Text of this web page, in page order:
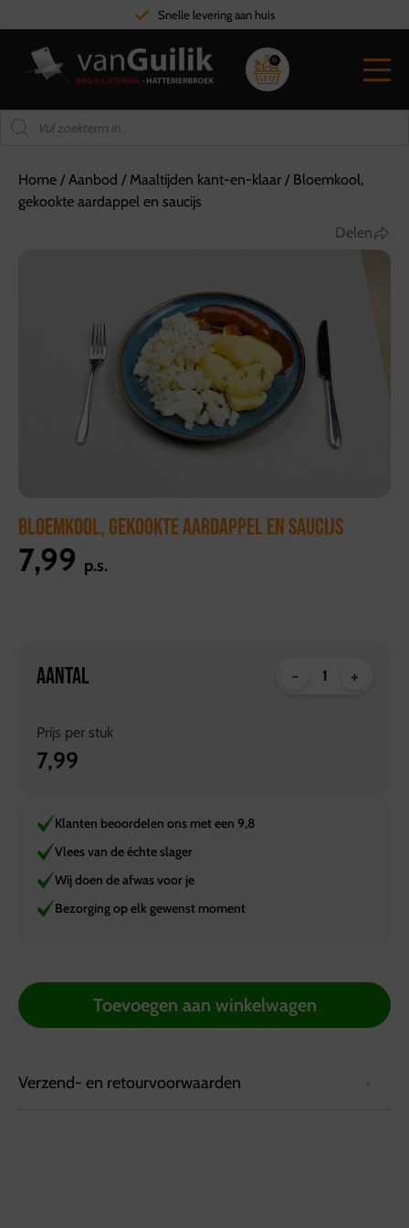
Snelle levering aan huis
0
Home /Aanbod / Maaltijden kant-en-klaar / Bloemkool,
gekookte aardappel en saucijs
BLOEMKOOL, GEKOOKTE AARDAPPEL EN SAUCIJS
Delen
7,99 p.s.
AANTAL - +
Prijs per stuk
7,99
Klanten beoordelen ons met een 9,8
Vlees van de échte slager
Wij doen de afwas voor je
Bezorging op elk gewenst moment
Toevoegen aan winkelwagen
Verzend- en retourvoorwaarden